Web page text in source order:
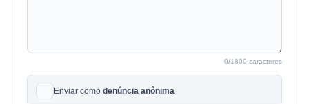
0/1800 caracteres
Enviar como denúncia anônima